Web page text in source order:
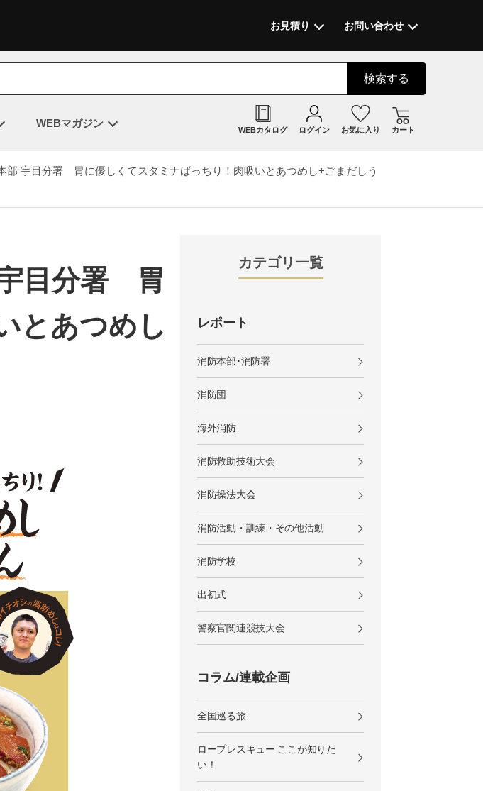
お見積り お問い合わせ
検索する
WEBマガジン
WEBカタログ ログイン お気に入り カート
宇目分署 胃に優しくてスタミナばっちり！肉吸いとあつめし+ごまだしう
宇目分署 胃
とあつめし
カテゴリ一覧
レポート
消防本部･消防署
消防団
海外消防
消防救助技術大会
消防操法大会
消防活動・訓練・その他活動
消防学校
出初式
警察官関連競技大会
コラム/連載企画
全国巡る旅
ロープレスキュー ここが知りた
い！